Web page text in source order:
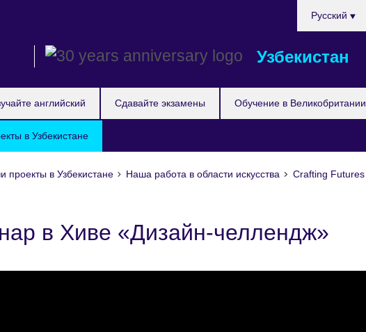
Узбекистан
английский Сдавайте экзамены Обучение в Великобритании
в Узбекистане
your
Pусский
проекты в Узбекистане Наша работа в области искусства Crafting Futures
в Хиве «Дизайн-челлендж»